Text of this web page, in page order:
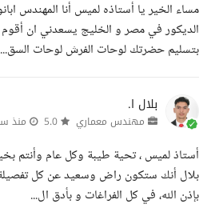
مساء الخير يا أستاذه لميس أنا المهندس
الديكور في مصر و الخليج يسعدني ان
بتسليم حضرتك لوحات الفرش لوحات السق...
بلال ا.
مهندس معماري منذ
أستاذ لميس ، تحية طيبة وكل عام وأنتم
بلال أنك ستكون راض وسعيد عن كل تفصيلة
بإذن الله، في كل الفراغات و بأدق ال...